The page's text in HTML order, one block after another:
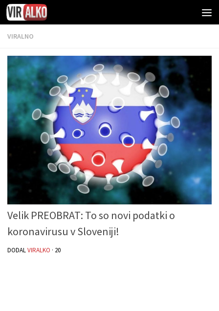
VIRALNO
Velik PREOBRAT: To so novi podatki o
koronavirusu v Sloveniji!
DODALVIRALKO · 20